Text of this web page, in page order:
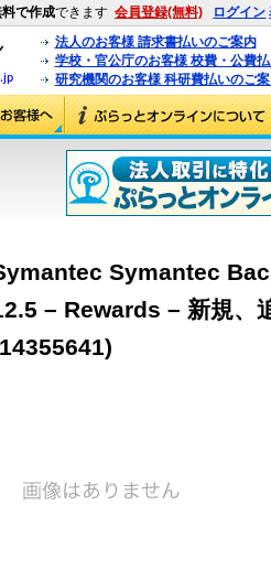
で作成できます 会員登録(無料) ログイン
法人のお客様 請求書払いのご案内
学校・官公庁のお客様 校費・公費
研究機関のお客様 科研費払いのご
Symantec
– Rewards – 新規、